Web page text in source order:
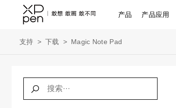
产品 产品应用
支持 > 下载 > Magic Note Pad